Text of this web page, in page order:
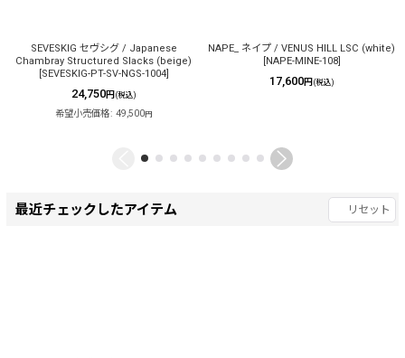
SEVESKIG セヴシグ / Japanese
Chambray Structured Slacks (beige)
[SEVESKIG-PT-SV-NGS-1004]
24,750円 (税込)
希望小売価格: 49,500円
NAPE_ ネイプ / VENUS HILL LSC (white)
[NAPE-MINE-108]
17,600円 (税込)
最近チェックしたアイテム リセット